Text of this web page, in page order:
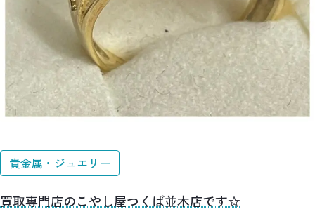
貴金属・ジュエリー
買取専門店のこやし屋つくば並木店です☆